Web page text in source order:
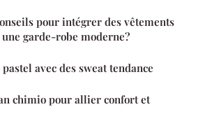
pour intégrer des vêtements
garde-robe moderne?
avec des sweat tendance
chimio pour allier confort et